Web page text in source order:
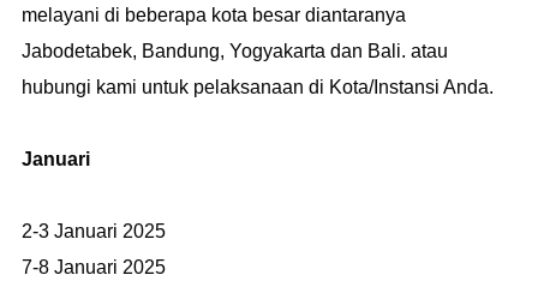
melayani di beberapa kota besar diantaranya
Jabodetabek, Bandung, Yogyakarta dan Bali. atau
hubungi kami untuk pelaksanaan di Kota/Instansi Anda.
Januari
2-3 Januari 2025
7-8 Januari 2025